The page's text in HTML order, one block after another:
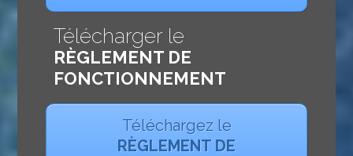
Télécharger le
RÈGLEMENT DE
FONCTIONNEMENT
Téléchargez le
RÈGLEMENT DE